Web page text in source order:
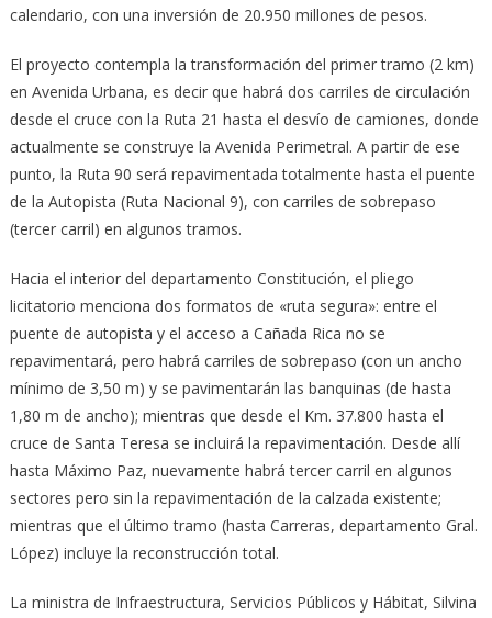
calendario, con una inversión de 20.950 millones de pesos.
El proyecto contempla la transformación del primer tramo (2 km)
en Avenida Urbana, es decir que habrá dos carriles de circulación
desde el cruce con la Ruta 21 hasta el desvío de camiones, donde
actualmente se construye la Avenida Perimetral. A partir de ese
punto, la Ruta 90 será repavimentada totalmente hasta el puente
de la Autopista (Ruta Nacional 9), con carriles de sobrepaso
(tercer carril) en algunos tramos.
Hacia el interior del departamento Constitución, el pliego
licitatorio menciona dos formatos de «ruta segura»: entre el
puente de autopista y el acceso a Cañada Rica no se
repavimentará, pero habrá carriles de sobrepaso (con un ancho
mínimo de 3,50 m) y se pavimentarán las banquinas (de hasta
1,80 m de ancho); mientras que desde el Km. 37.800 hasta el
cruce de Santa Teresa se incluirá la repavimentación. Desde allí
hasta Máximo Paz, nuevamente habrá tercer carril en algunos
sectores pero sin la repavimentación de la calzada existente;
mientras que el último tramo (hasta Carreras, departamento Gral.
López) incluye la reconstrucción total.
La ministra de Infraestructura, Servicios Públicos y Hábitat, Silvina